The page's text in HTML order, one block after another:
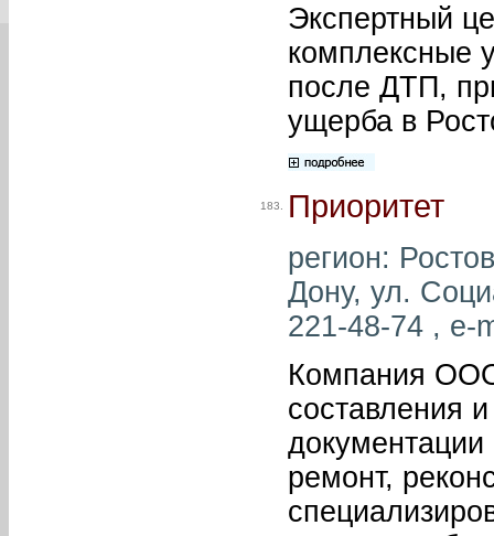
Экспертный
комплексные
после ДТП,
ущерба в
183. Приоритет
регион:
Дону, ул.
221-48-74 , e-
Компания
составления
документации
ремонт,